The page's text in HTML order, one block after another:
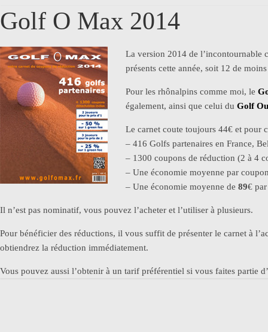
Golf O Max 2014
La version 2014 de l’incontournable
présents cette année, soit 12 de
Pour les rhônalpins comme moi, le
également, ainsi que celui du Golf
Le carnet coute toujours 44€ et pour
– 416 Golfs partenaires en France,
– 1300 coupons de réduction (2 à 4
– Une économie moyenne par
– Une économie moyenne de 89€
Il n’est pas nominatif, vous pouvez l’acheter et l’utiliser à plusieurs.
Pour bénéficier des réductions, il vous suffit de présenter le carnet à
obtiendrez la réduction immédiatement.
Vous pouvez aussi l’obtenir à un tarif préférentiel si vous faites partie